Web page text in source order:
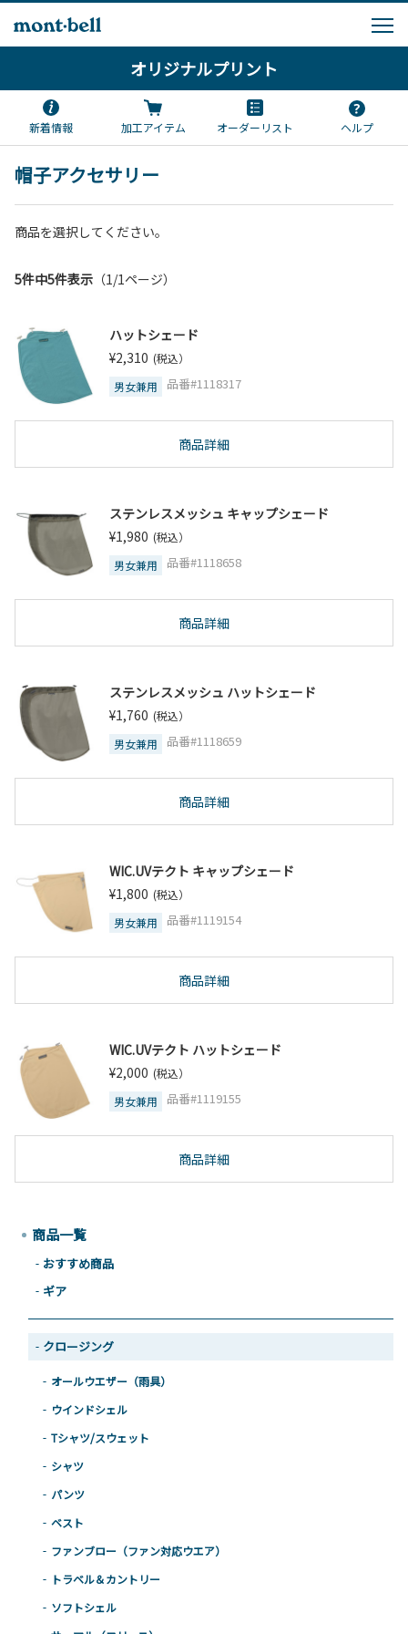
オリジナルプリント
新着情報 加工アイテム オーダーリスト ヘルプ
帽子アクセサリー
商品を選択してください。
5件中5件表示 （1/1ページ）
ハットシェード
¥2,310 (税込）
男女兼用
品番#1118317
商品詳細
ステンレスメッシュ キャップシェード
¥1,980 (税込）
男女兼用
品番#1118658
商品詳細
ステンレスメッシュ ハットシェード
¥1,760 (税込）
男女兼用
品番#1118659
商品詳細
WIC.UVテクト キャップシェード
¥1,800 (税込）
男女兼用
品番#1119154
商品詳細
WIC.UVテクト ハットシェード
¥2,000 (税込）
男女兼用
品番#1119155
商品詳細
商品一覧
おすすめ商品
ギア
クロージング
オールウエザー（雨具）
ウインドシェル
Tシャツ/スウェット
シャツ
パンツ
ベスト
ファンブロー（ファン対応ウエア）
トラベル＆カントリー
ソフトシェル